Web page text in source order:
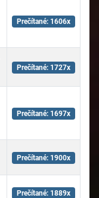
Prečítané: 1606x
Prečítané: 1727x
Prečítané: 1697x
Prečítané: 1900x
Prečítané: 1889x